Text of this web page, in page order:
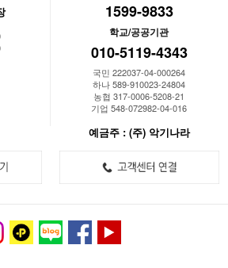
1599-9833
학교/공공기관
010-5119-4343
국민 222037-04-000264
하나 589-910023-24804
농협 317-0006-5208-21
기업 548-072982-04-016
예금주 : (주) 악기나라